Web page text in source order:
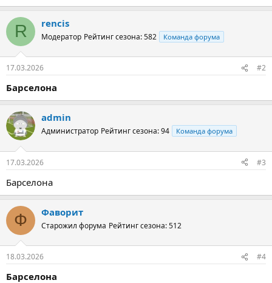
R rencis
Модератор Рейтинг сезона: 582 Команда форума
17.03.2026 #2
Барселона
admin
Администратор Рейтинг сезона: 94 Команда форума
17.03.2026 #3
Барселона
Ф Фаворит
Старожил форума Рейтинг сезона: 512
18.03.2026 #4
Барселона